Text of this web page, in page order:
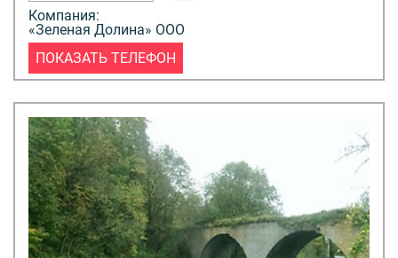
Компания:
«Зеленая Долина» ООО
ПОКАЗАТЬ ТЕЛЕФОН